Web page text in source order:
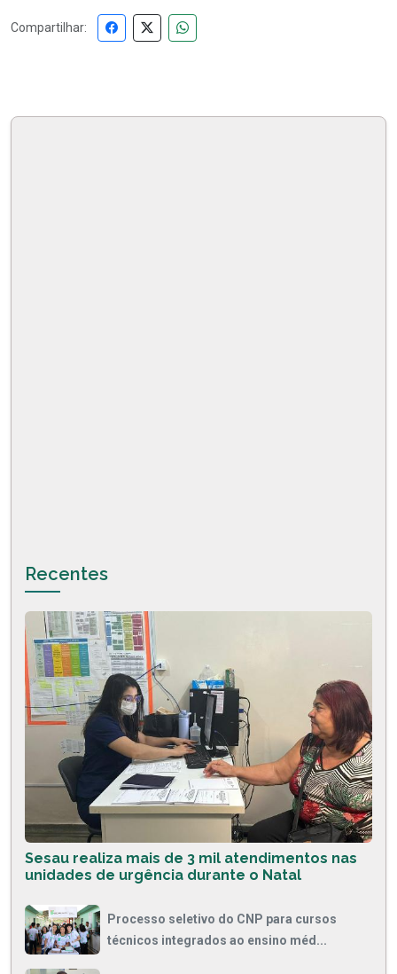
Compartilhar:
Recentes
Sesau realiza mais de 3 mil atendimentos nas
unidades de urgência durante o Natal
Processo seletivo do CNP para cursos
técnicos integrados ao ensino méd...